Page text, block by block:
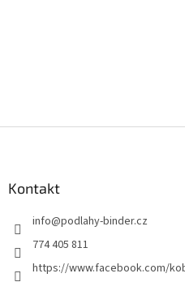
Kontakt
info@podlahy-binder.cz
774 405 811
https://www.facebook.com/